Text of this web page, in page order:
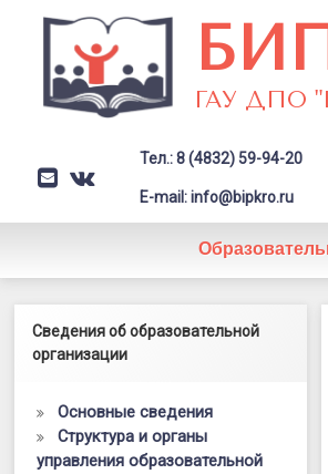
содержимому
ГАУ ДПО
E-mail
VK Заголовок
Тел.: 8 (4832) 59-94-20
E-mail: info@bipkro.ru
Левый сайдбар
Сведения об образовательной
организации
Основные сведения
Структура и органы
управления образовательной